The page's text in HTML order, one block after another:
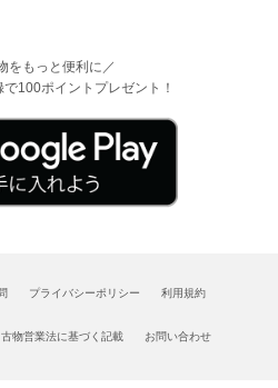
をもっと便利に／
100ポイントプレゼント！
プライバシーポリシー 利用規約
古物営業法に基づく記載 お問い合わせ